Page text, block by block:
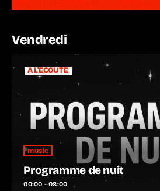
Vendredi
A L'ÉCOUTE
music
Programme de nuit
00:00 - 08:00